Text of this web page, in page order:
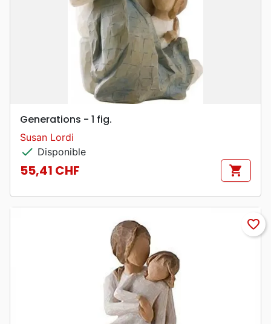
Generations - 1 fig.
Susan Lordi
check Disponible
Prix
55,41 CHF shopping_cart
favorite_border